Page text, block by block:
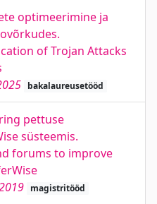
optimeerimine ja
of Trojan Attacks
bakalaureusetööd
pettuse
süsteemis.
forums to improve
magistritööd